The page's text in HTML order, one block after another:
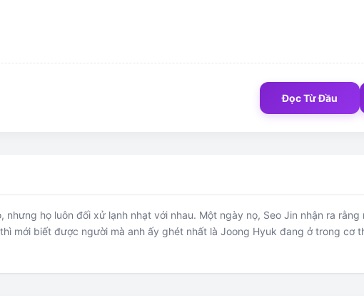
Đọc Từ Đầu
họ luôn đối xử lạnh nhạt với nhau. Một ngày nọ, Seo Jin nhận ra
mới biết được người mà anh ấy ghét nhất là Joong Hyuk đang ở trong cơ